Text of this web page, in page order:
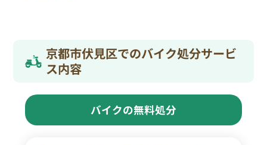
京都市伏見区でのバイク処分サービ
ス内容
バイクの無料処分